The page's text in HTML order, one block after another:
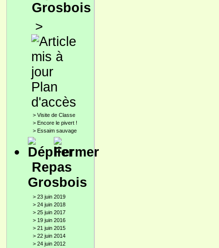
Grosbois
>
Plan
d'accès
> Visite de Classe
> Encore le pivert !
> Essaim sauvage
Repas
Grosbois
> 23 juin 2019
> 24 juin 2018
> 25 juin 2017
> 19 juin 2016
> 21 juin 2015
> 22 juin 2014
> 24 juin 2012